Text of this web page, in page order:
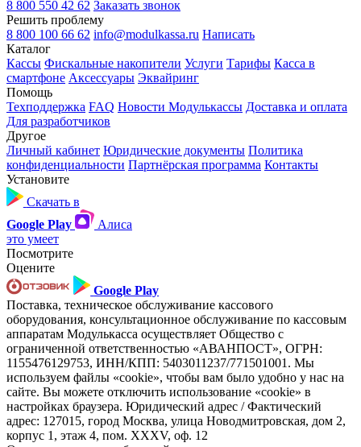
8 800 550 42 62 Заказать звонок
Решить проблему
8 800 100 66 62 info@modulkassa.ru Написать
Каталог
Кассы Фискальные накопители Услуги Тарифы Касса в
смартфоне Аксессуары Эквайринг
Помощь
Техподдержка FAQ Новости Модулькассы Доставка и оплата
Для разработчиков
Другое
Личный кабинет Юридические документы Политика
конфиденциальности Партнёрская программа Контакты
Установите
Скачать в
Google Play
Алиса
это умеет
Посмотрите
Оцените
Google Play
Поставка, техническое обслуживание кассового
оборудования, консультационное обслуживание по кассовым
аппаратам Модулькасса осуществляет Общество с
ограниченной ответственностью «АВАНПОСТ», ОГРН:
1155476129753, ИНН/КПП: 5403011237/771501001. Мы
используем файлы «cookie», чтобы вам было удобно у нас на
сайте. Вы можете отключить использование «cookie» в
настройках браузера. Юридический адрес / Фактический
адрес: 127015, город Москва, улица Новодмитровская, дом 2,
корпус 1, этаж 4, пом. XXXV, оф. 12